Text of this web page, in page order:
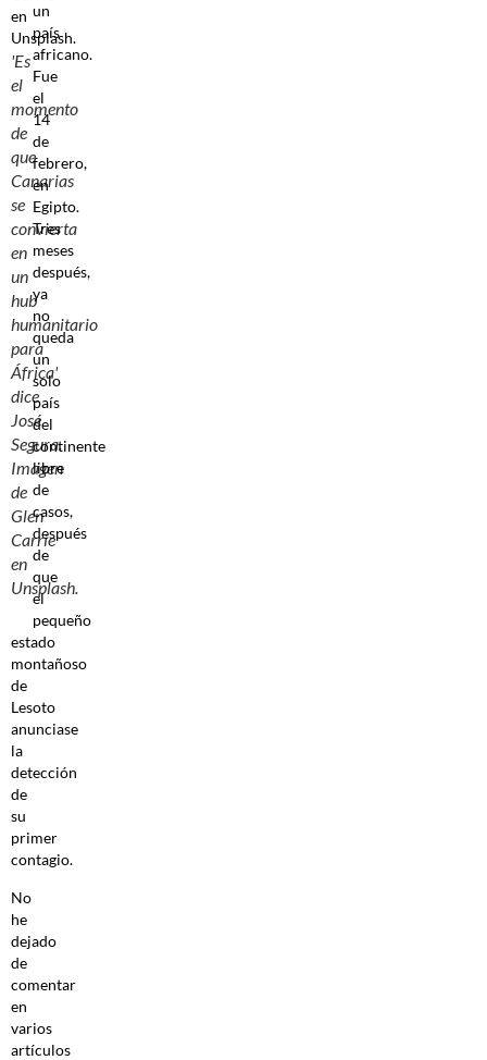
'Es
el
momento
de
que
Canarias
se
convierta
en
un
hub
humanitario
para
África'
dice
José
Segura.
Imagen
de
Glen
Carrie
en
Unsplash.
un
país
africano.
Fue
el
14
de
febrero,
en
Egipto.
Tres
meses
después,
ya
no
queda
un
solo
país
del
continente
libre
de
casos,
después
de
que
el
pequeño
estado
montañoso
de
Lesoto
anunciase
la
detección
de
su
primer
contagio.
No
he
dejado
de
comentar
en
varios
artículos